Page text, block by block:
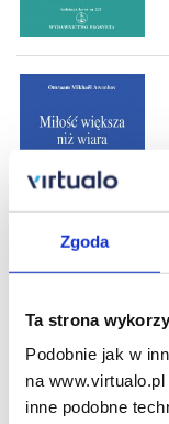
Zgoda
Ta strona
Podobnie jak w
na
inne podobne